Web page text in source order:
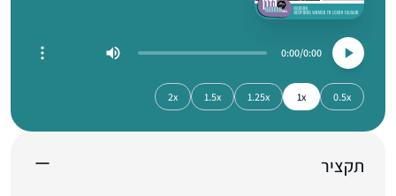
0:00
0:00
0.5x
1x
1.25x
1.5x
2x
תקציר